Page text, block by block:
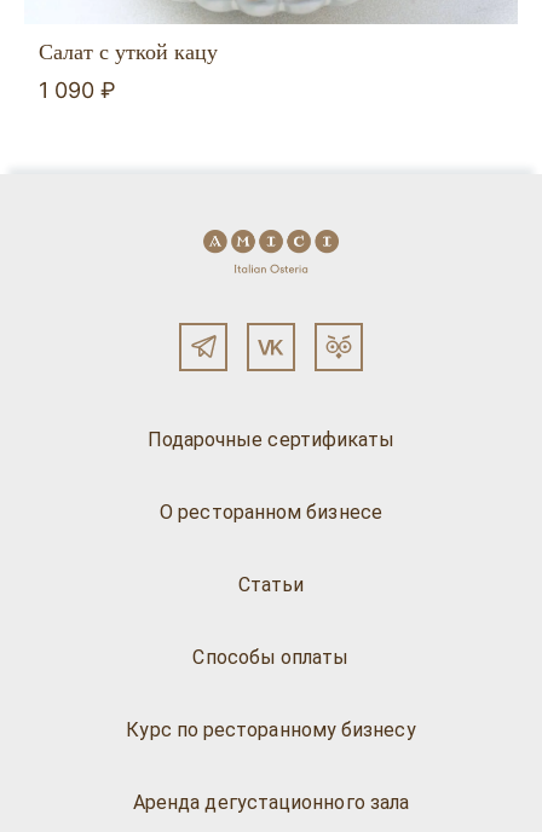
Салат с уткой кацу
1 090 ₽
Подарочные сертификаты
О ресторанном бизнесе
Статьи
Способы оплаты
Курс по ресторанному бизнесу
Аренда дегустационного зала